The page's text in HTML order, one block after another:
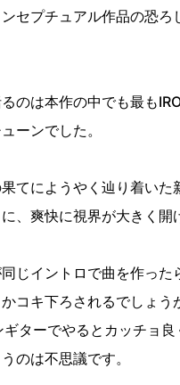
セプチュアル作品の恐ろ
のは本作の中でも最も
ーンでした。
てにようやく辿り着いた
、爽快に視界が大きく開
じイントロで曲を作った
コキ下ろされるでしょう
ターでやるとカッチョ
のは不思議です。